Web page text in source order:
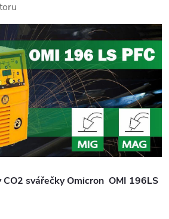
svářečky Omicron OMI 196LS